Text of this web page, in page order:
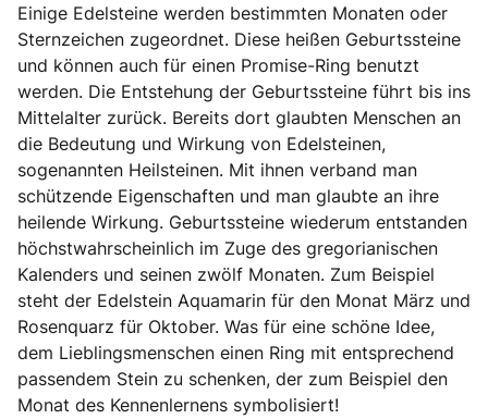
Einige Edelsteine werden bestimmten Monaten oder
Sternzeichen zugeordnet. Diese heißen Geburtssteine
und können auch für einen Promise-Ring benutzt
werden. Die Entstehung der Geburtssteine führt bis ins
Mittelalter zurück. Bereits dort glaubten Menschen an
die Bedeutung und Wirkung von Edelsteinen,
sogenannten Heilsteinen. Mit ihnen verband man
schützende Eigenschaften und man glaubte an ihre
heilende Wirkung. Geburtssteine wiederum entstanden
höchstwahrscheinlich im Zuge des gregorianischen
Kalenders und seinen zwölf Monaten. Zum Beispiel
steht der Edelstein Aquamarin für den Monat März und
Rosenquarz für Oktober. Was für eine schöne Idee,
dem Lieblingsmenschen einen Ring mit entsprechend
passendem Stein zu schenken, der zum Beispiel den
Monat des Kennenlernens symbolisiert!